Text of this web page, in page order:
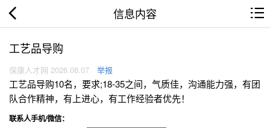
信息内容
工艺品导购
保康人才网 2026.08.07 举报
工艺品导购10名，要求;18-35之间，气质佳，沟通能力强，有团
队合作精神，有上进心，有工作经验者优先！
联系人手机/微信：